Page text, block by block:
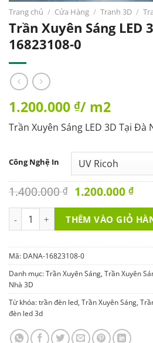
Trang chủ / Cửa Hàng / Tranh 3D /
Trần Xuyên Sáng LED
16823108-0
1.200.000 ₫/ m2
Trần Xuyên Sáng LED 3D Tại Đà
Công Nghệ In
1.400.000₫ Original
was:
1.400.000 ₫.
1.200.000 ₫
is:
Trần Xuyên Sáng LED 3D DANA-
THÊM VÀO GIỎ
Mã: DANA-16823108-0
Danh mục:Trần Xuyên Sáng, Trần Xuyên
Nhà 3D
Từ khóa:trần đèn led, Trần Xuyên Sáng,
đèn led 3d